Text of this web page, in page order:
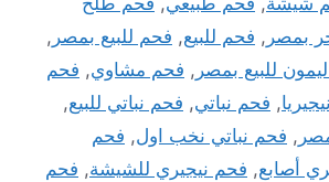
بمصر , فحم للبيع, فحم للبيع بمصر ,
للبيع بمصر , فحم مشاوي, فحم
, فحم نباتي, فحم نباتي للبيع,
, فحم نباتي نخب اول, فحم
أصابع, فحم نيجيري للشيشة, فحم